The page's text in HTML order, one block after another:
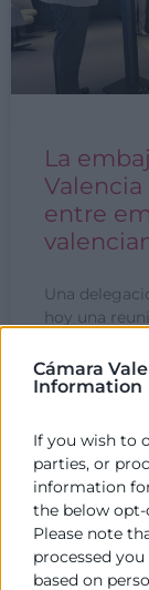
Cámara
Information
If you wish to
parties, or
information
the below
Please note
processed
based on
La
entre
Una
hoy una
Embajada de
10 de junio de